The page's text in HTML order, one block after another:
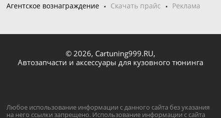
Агентское вознаграждение
Скачать прайс Реклама
© 2026, Cartuning999.RU,
Автозапчасти и аксессуары для кузовного тюнинга
Любое использование информации с данного сайта без указания
на него ссылки запрещено. Использование информации с сайта